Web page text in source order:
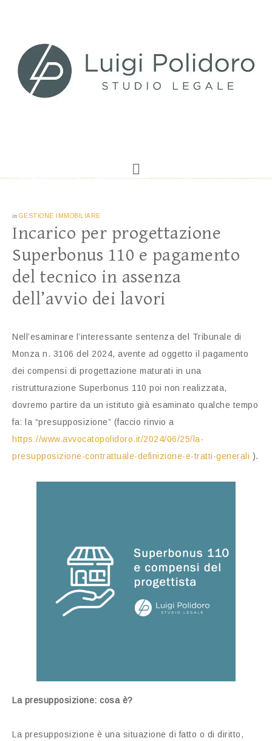
in GESTIONE IMMOBILIARE
Incarico per progettazione
Superbonus 110 e pagamento
del tecnico in assenza
dell’avvio dei lavori
Nell’esaminare l’interessante sentenza del Tribunale di
Monza n. 3106 del 2024, avente ad oggetto il pagamento
dei compensi di progettazione maturati in una
ristrutturazione Superbonus 110 poi non realizzata,
dovremo partire da un istituto già esaminato qualche tempo
fa: la “presupposizione” (faccio rinvio a
https://www.avvocatopolidoro.it/2024/06/25/la-
presupposizione-contrattuale-definizione-e-tratti-generali ).
La presupposizione: cosa è?
La presupposizione è una situazione di fatto o di diritto,